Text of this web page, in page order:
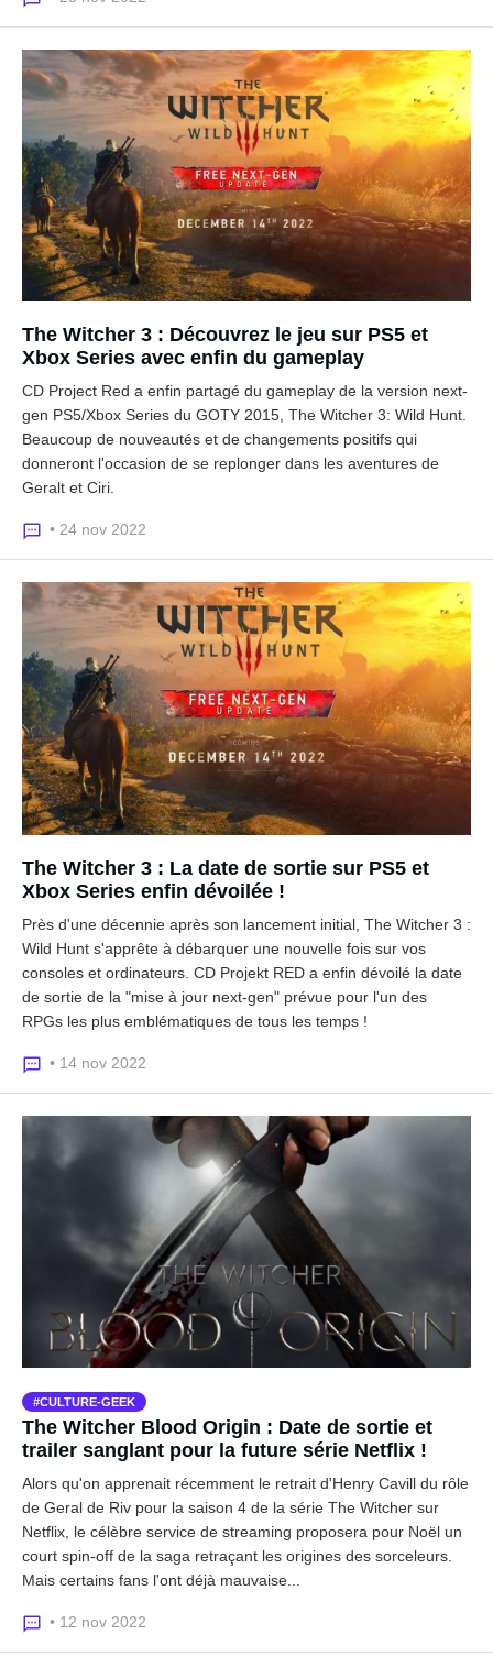
The Witcher 3 : Découvrez le jeu sur PS5 et
Xbox Series avec enfin du gameplay
CD Project Red a enfin partagé du gameplay de la version next-
gen PS5/Xbox Series du GOTY 2015, The Witcher 3: Wild Hunt.
Beaucoup de nouveautés et de changements positifs qui
donneront l'occasion de se replonger dans les aventures de
Geralt et Ciri.
• 24 nov 2022
The Witcher 3 : La date de sortie sur PS5 et
Xbox Series enfin dévoilée !
Près d'une décennie après son lancement initial, The Witcher 3 :
Wild Hunt s'apprête à débarquer une nouvelle fois sur vos
consoles et ordinateurs. CD Projekt RED a enfin dévoilé la date
de sortie de la "mise à jour next-gen" prévue pour l'un des
RPGs les plus emblématiques de tous les temps !
• 14 nov 2022
CULTURE-GEEK
The Witcher Blood Origin : Date de sortie et
trailer sanglant pour la future série Netflix !
Alors qu'on apprenait récemment le retrait d'Henry Cavill du rôle
de Geral de Riv pour la saison 4 de la série The Witcher sur
Netflix, le célèbre service de streaming proposera pour Noël un
court spin-off de la saga retraçant les origines des sorceleurs.
Mais certains fans l'ont déjà mauvaise...
• 12 nov 2022